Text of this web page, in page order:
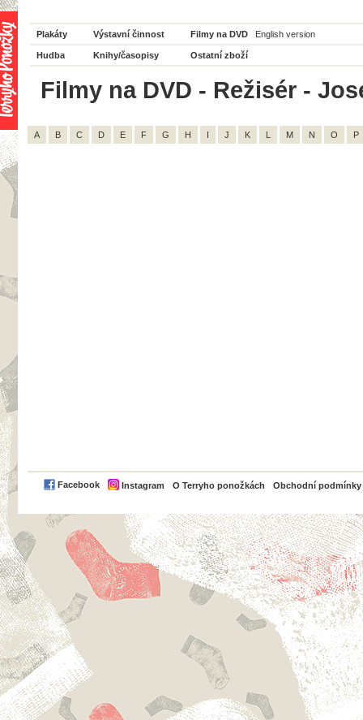
Plakáty Výstavní činnost Filmy na DVD English version
Hudba Knihy/časopisy Ostatní zboží
Filmy na DVD - Režisér -
A B C D E F G H I J K L M N O P
Facebook Instagram O Terryho ponožkách Obchodní podmínky
PayPal